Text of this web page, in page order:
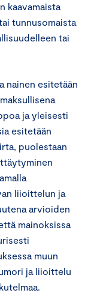
kaavamaista
tunnusomaista
tai
nainen esitetään
ja yleisesti
esitetään
puolestaan
liioittelun ja
arvioiden
mainoksissa
muun
ja liioittelu